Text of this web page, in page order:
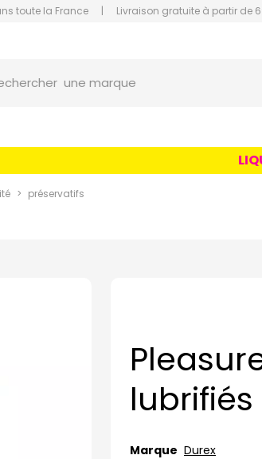
toute la France | Livraison gratuite à partir de
une marque
un produit
une marque
préservatifs
Marque Durex